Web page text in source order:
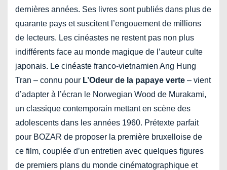
dernières années. Ses livres sont publiés dans plus de
quarante pays et suscitent l’engouement de millions
de lecteurs. Les cinéastes ne restent pas non plus
indifférents face au monde magique de l’auteur culte
japonais. Le cinéaste franco-vietnamien Ang Hung
Tran – connu pour L’Odeur de la papaye verte – vient
d’adapter à l’écran le Norwegian Wood de Murakami,
un classique contemporain mettant en scène des
adolescents dans les années 1960. Prétexte parfait
pour BOZAR de proposer la première bruxelloise de
ce film, couplée d’un entretien avec quelques figures
de premiers plans du monde cinématographique et